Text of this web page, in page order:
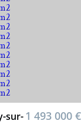
sur-1 493 000 €